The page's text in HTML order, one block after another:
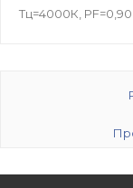
Тц=4000К, PF=0,90